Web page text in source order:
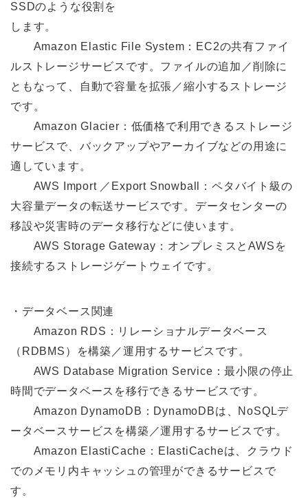
SSDのような役割を
します。
Amazon Elastic File System：EC2の共有ファイ
ルストレージサービスです。ファイルの追加／削除に
ともなって、⾃動で容量を拡張／縮⼩するストレージ
です。
Amazon Glacier：低価格で利⽤できるストレージ
サービスで、バックアップやアーカイブなどの⽤途に
適しています。
AWS Import ／Export Snowball：ペタバイト級の
⼤容量データの転送サービスです。データセンターの
移設や災害時のデータ移⾏などに使います。
AWS Storage Gateway：オンプレミスとAWSを
接続するストレージゲートウェイです。
・データベース関連
Amazon RDS：リレーショナルデータベース
（RDBMS）を構築／運⽤するサービスです。
AWS Database Migration Service：最⼩限の停⽌
時間でデータベースを移⾏できるサービスです。
Amazon DynamoDB：DynamoDBは、NoSQLデ
ータベースサービスを構築／運⽤するサービスです。
Amazon ElastiCache：ElastiCacheは、クラウド
でのメモリ内キャッシュの管理ができるサービスで
す。